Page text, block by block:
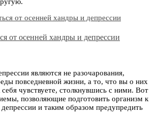
от осенней хандры и депрессии
являются не разочарования,
повседневной жизни, а то, что вы о них
себя чувствуете, столкнувшись с ними. Вот
позволяющие подготовить организм к
и таким образом предупредить